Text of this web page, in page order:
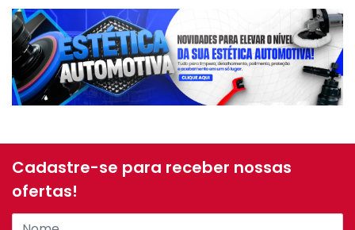
Cadastre-se para receber nossas
ofertas!